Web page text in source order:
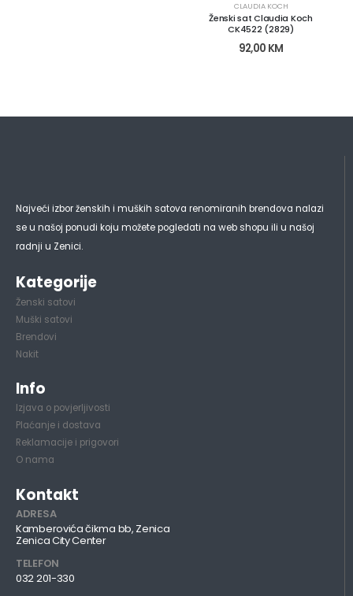
CLAUDIA KOCH
Ženski sat Claudia Koch
CK4522 (2829)
92,00 KM
Najveći izbor ženskih i muških satova renomiranih brendova nalazi
se u našoj ponudi koju možete pogledati na web shopu ili u našoj
radnji u Zenici.
Kategorije
Ženski satovi
Muški satovi
Brendovi
Nakit
Info
Izjava o povjerljivosti
Plaćanje i dostava
Reklamacije i prigovori
O nama
Kontakt
ADRESA
Kamberovića čikma bb, Zenica
Zenica City Center
TELEFON
032 201-330